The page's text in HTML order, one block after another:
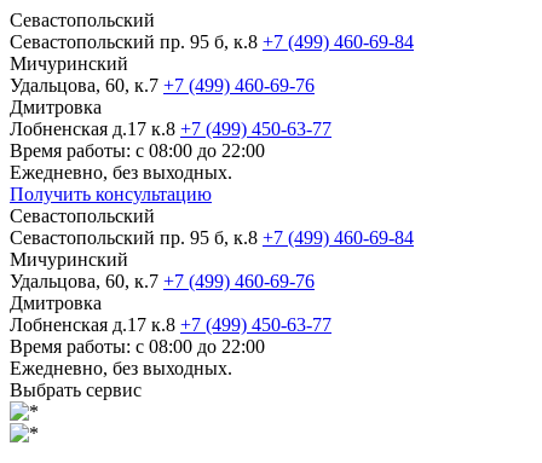
Севастопольский
Севастопольский пр. 95 б, к.8 +7 (499) 460-69-84
Мичуринский
Удальцова, 60, к.7 +7 (499) 460-69-76
Дмитровка
Лобненская д.17 к.8 +7 (499) 450-63-77
Время работы: с 08:00 до 22:00
Ежедневно, без выходных.
Получить консультацию
Севастопольский
Севастопольский пр. 95 б, к.8 +7 (499) 460-69-84
Мичуринский
Удальцова, 60, к.7 +7 (499) 460-69-76
Дмитровка
Лобненская д.17 к.8 +7 (499) 450-63-77
Время работы: с 08:00 до 22:00
Ежедневно, без выходных.
Выбрать сервис